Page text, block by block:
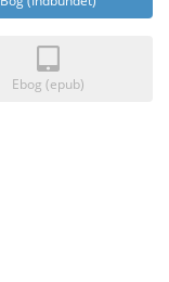
Ebog (epub)